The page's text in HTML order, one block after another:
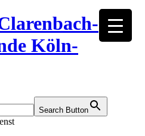
Search Button